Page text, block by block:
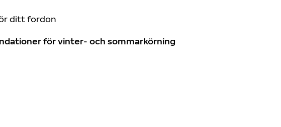
ditt fordon
för vinter- och sommarkörning